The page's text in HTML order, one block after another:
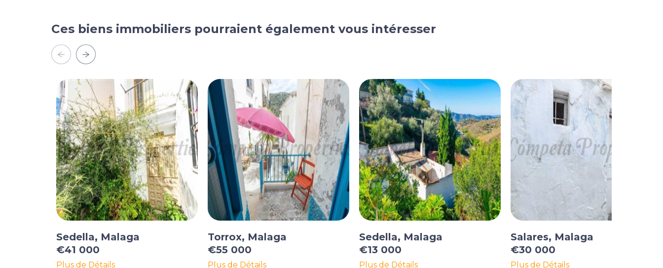
Ces biens immobiliers pourraient également vous intéresser
Sedella, Malaga
€41 000
Plus de Détails
Torrox, Malaga
€55 000
Plus de Détails
Sedella, Malaga
€13 000
Plus de Détails
Salares, Malaga
€30 000
Plus de Détails